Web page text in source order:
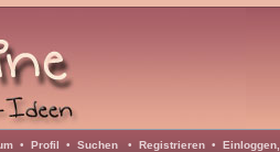
• Profil • Suchen • Registrieren •